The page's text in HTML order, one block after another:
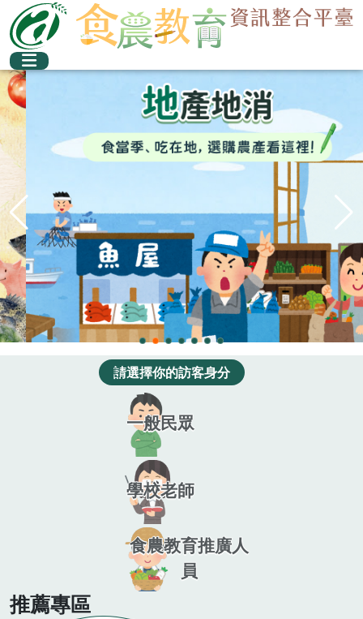
請選擇你的訪客身分
一般民眾
學校老師
食農教育推廣人
員
推薦專區